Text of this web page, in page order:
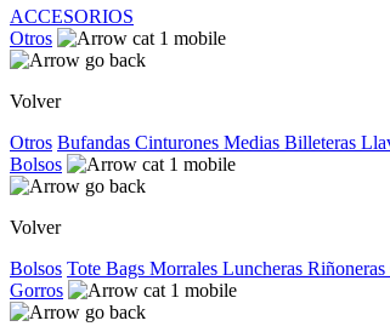
ACCESORIOS
Otros
Volver
Otros Bufandas Cinturones Medias Billeteras
Bolsos
Volver
Bolsos Tote Bags Morrales Luncheras Riñoneras
Gorros